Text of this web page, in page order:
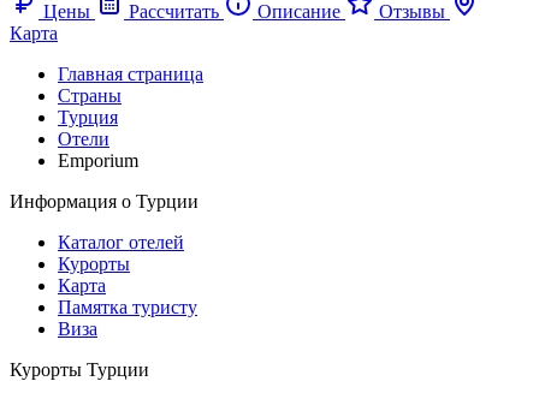
Цены
Рассчитать Описание
Отзывы
Карта
Главная страница
Cтраны
Турция
Отели
Emporium
Информация о Турции
Каталог отелей
Курорты
Карта
Памятка туристу
Виза
Курорты Турции